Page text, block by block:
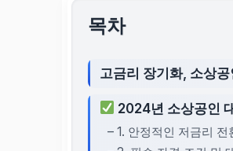
목차
고금리 장기화, 소상
2024년 소상공인
– 1. 안정적인 저금리